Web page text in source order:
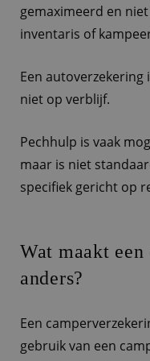
gemaximeerd en
inventaris of
Een
niet op verblijf.
Pechhulp is vaak
maar is niet
specifiek gericht op
Wat maakt
anders?
Een
gebruik van een